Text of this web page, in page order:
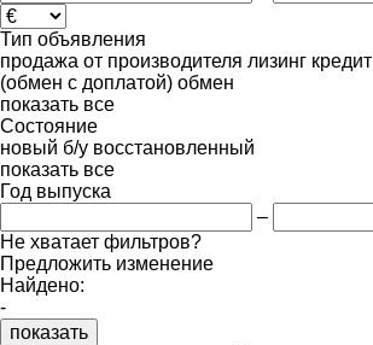
Тип объявления
продажа от производителя лизинг кредит
(обмен с доплатой) обмен
показать все
Состояние
новый б/у восстановленный
показать все
Год выпуска
–
Не хватает фильтров?
Предложить изменение
Найдено:
-
показать